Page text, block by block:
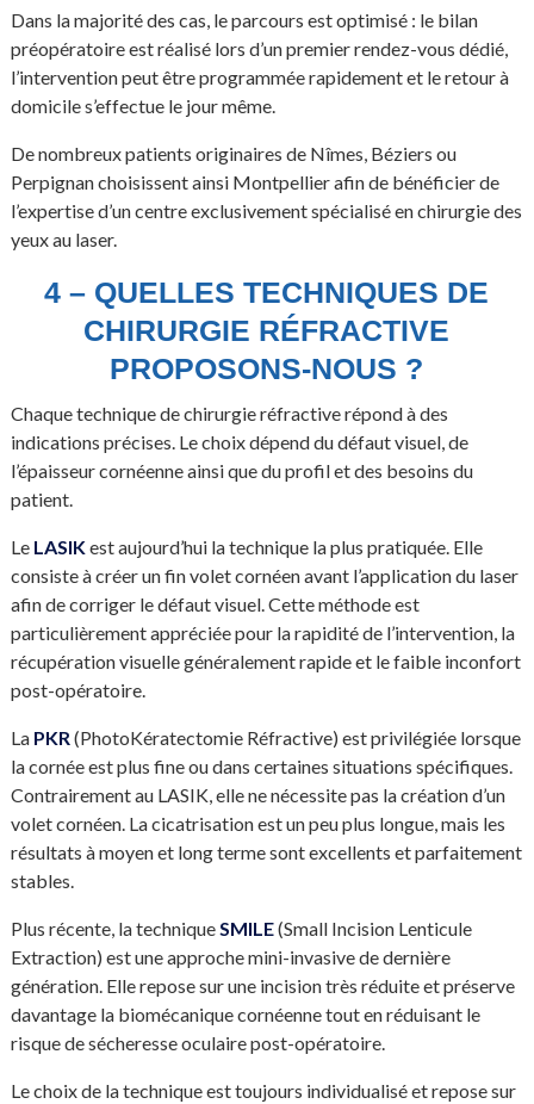
Dans la majorité des cas, le parcours est optimisé : le bilan
préopératoire est réalisé lors d’un premier rendez-vous dédié,
l’intervention peut être programmée rapidement et le retour à
domicile s’effectue le jour même.
De nombreux patients originaires de Nîmes, Béziers ou
Perpignan choisissent ainsi Montpellier afin de bénéficier de
l’expertise d’un centre exclusivement spécialisé en chirurgie des
yeux au laser.
4 – QUELLES TECHNIQUES DE
CHIRURGIE RÉFRACTIVE
PROPOSONS-NOUS ?
Chaque technique de chirurgie réfractive répond à des
indications précises. Le choix dépend du défaut visuel, de
l’épaisseur cornéenne ainsi que du profil et des besoins du
patient.
LeLASIKest aujourd’hui la technique la plus pratiquée. Elle
consiste à créer un fin volet cornéen avant l’application du laser
afin de corriger le défaut visuel. Cette méthode est
particulièrement appréciée pour la rapidité de l’intervention, la
récupération visuelle généralement rapide et le faible inconfort
post-opératoire.
La PKR(PhotoKératectomie Réfractive) est privilégiée lorsque
la cornée est plus fine ou dans certaines situations spécifiques.
Contrairement au LASIK, elle ne nécessite pas la création d’un
volet cornéen. La cicatrisation est un peu plus longue, mais les
résultats à moyen et long terme sont excellents et parfaitement
stables.
Plus récente, la techniqueSMILE(Small Incision Lenticule
Extraction) est une approche mini-invasive de dernière
génération. Elle repose sur une incision très réduite et préserve
davantage la biomécanique cornéenne tout en réduisant le
risque de sécheresse oculaire post-opératoire.
Le choix de la technique est toujours individualisé et repose sur